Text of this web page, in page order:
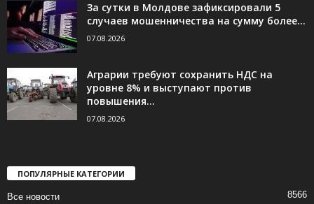
За сутки в Молдове зафиксировали 5
случаев мошенничества на сумму более...
07.08.2026
Аграрии требуют сохранить НДС на
уровне 8% и выступают против
повышения...
07.08.2026
ПОПУЛЯРНЫЕ КАТЕГОРИИ
Все новости 8566